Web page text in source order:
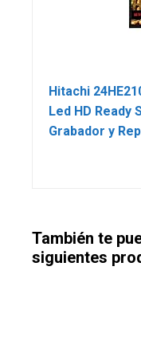
Hitachi
Led HD Ready
Grabador y
También te
siguientes